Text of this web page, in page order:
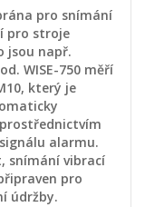
pro snímání
pro stroje
jsou např.
WISE-750 měří
který je
alarmu.
snímání vibrací
pro
údržby.